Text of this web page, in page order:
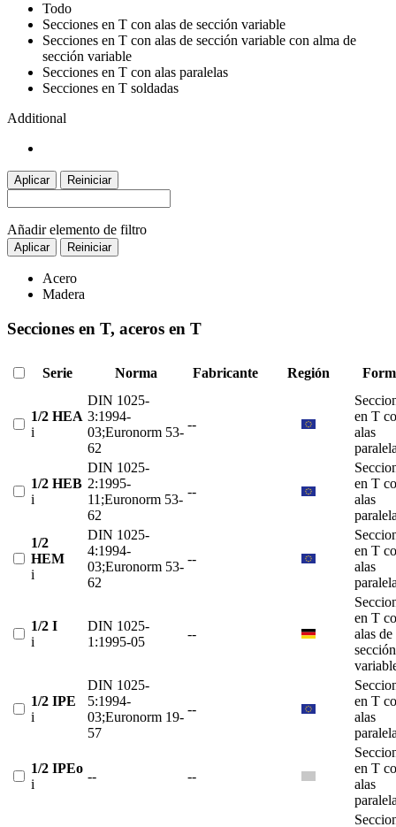
Todo
Secciones en T con alas de sección variable
Secciones en T con alas de sección variable con alma de
sección variable
Secciones en T con alas paralelas
Secciones en T soldadas
Additional
Aplicar Reiniciar
Añadir elemento de filtro
Aplicar Reiniciar
Acero
Madera
Secciones en T, aceros en T
Serie Norma Fabricante Región
1/2 HEA
i
DIN 1025-
3:1994-
03;Euronorm 53-
62
--
en T
alas
1/2 HEB
i
DIN 1025-
2:1995-
11;Euronorm 53-
62
--
en T
alas
1/2
HEM
i
DIN 1025-
4:1994-
03;Euronorm 53-
62
--
en T
alas
1/2 I
i
DIN 1025-
1:1995-05
--
en T
alas de
sección
1/2 IPE
i
DIN 1025-
5:1994-
03;Euronorm 19-
57
--
en T
alas
1/2 IPEo
i
-- --
en T
alas